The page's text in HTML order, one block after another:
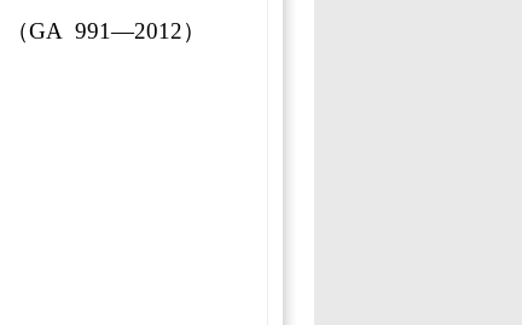
GA 991—2012）